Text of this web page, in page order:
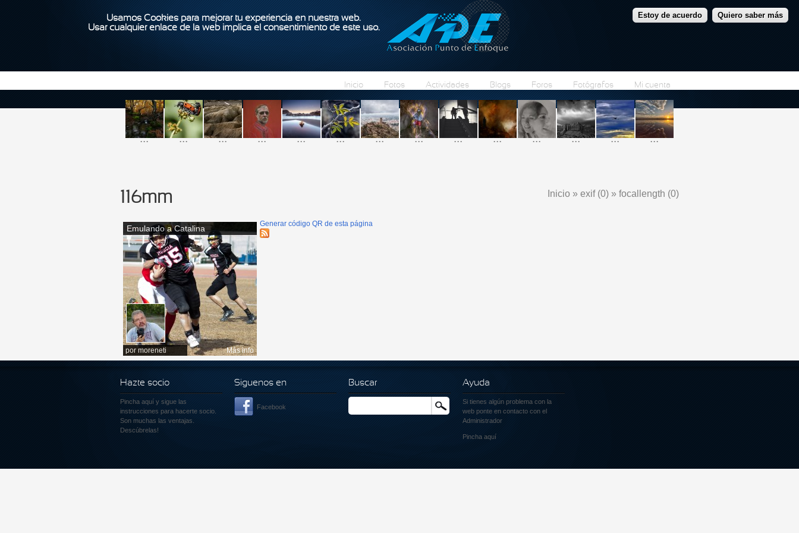
Usamos Cookies para mejorar tu experiencia en nuestra web.
Usar cualquier enlace de la web implica el consentimiento de este uso.
Estoy de acuerdo Quiero saber más
Pasar al contenido principal
Inicio Fotos Actividades Blogs Foros Fotógrafos Mi cuenta
... ... ... ... ... ... ... ... ... ... ... ... ... ...
Inicio » exif (0) » focallength (0)
116mm
Emulando a Catalina
por moreneti Más info
Generar código QR de esta página
Hazte socio
Pincha aquí y sigue las
instrucciones para hacerte socio.
Son muchas las ventajas.
Descúbrelas!
Siguenos en
Facebook
Buscar
Buscar
Ayuda
Si tienes algún problema con la
web ponte en contacto con el
Administrador
Pincha aquí